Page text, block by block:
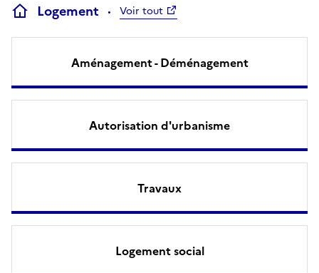
Logement Voir tout
Aménagement - Déménagement
Autorisation d'urbanisme
Travaux
Logement social